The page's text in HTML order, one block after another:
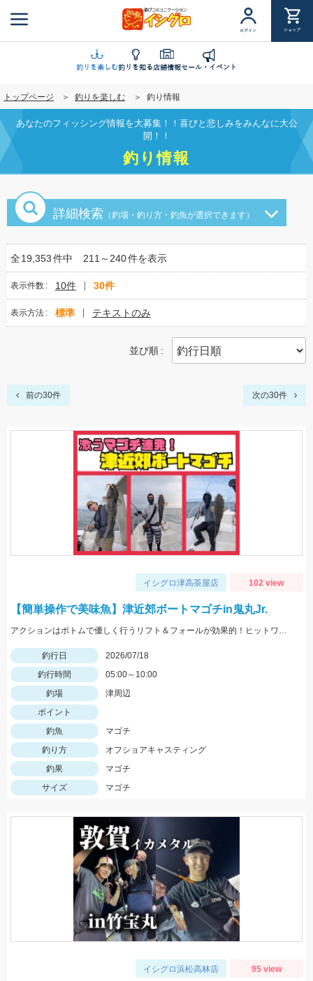
ン
に
移
動
ログイン ショップ
釣りを楽しむ釣りを知る店舗情報セール・イベント
トップページ 釣りを楽しむ 釣り情報
あなたのフィッシング情報を大募集！！喜びと悲しみをみんなに大公
開！！
釣り情報
詳細検索 （釣場・釣り方・釣魚が選択できます）
全19,353件中 211～240件を表示
表示件数 10件 30件
表示方法 標準 テキストのみ
並び順
前の30件 次の30件
イシグロ津高茶屋店 102 view
【簡単操作で美味魚】津近郊ボートマゴチin鬼丸Jr.
アクションはボトムで優しく行うリフト＆フォールが効果的！ヒットワームは「一誠カタクチワーム4.5」「OSPドライブビーバー3.5」「Tsulino SWフィネスシャッド3.5」
釣行日
2026/07/18
釣行時間
05:00～10:00
釣場
津周辺
ポイント
釣魚
マゴチ
釣り方
オフショアキャスティング
釣果
マゴチ
サイズ
マゴチ
イシグロ浜松高林店 95 view